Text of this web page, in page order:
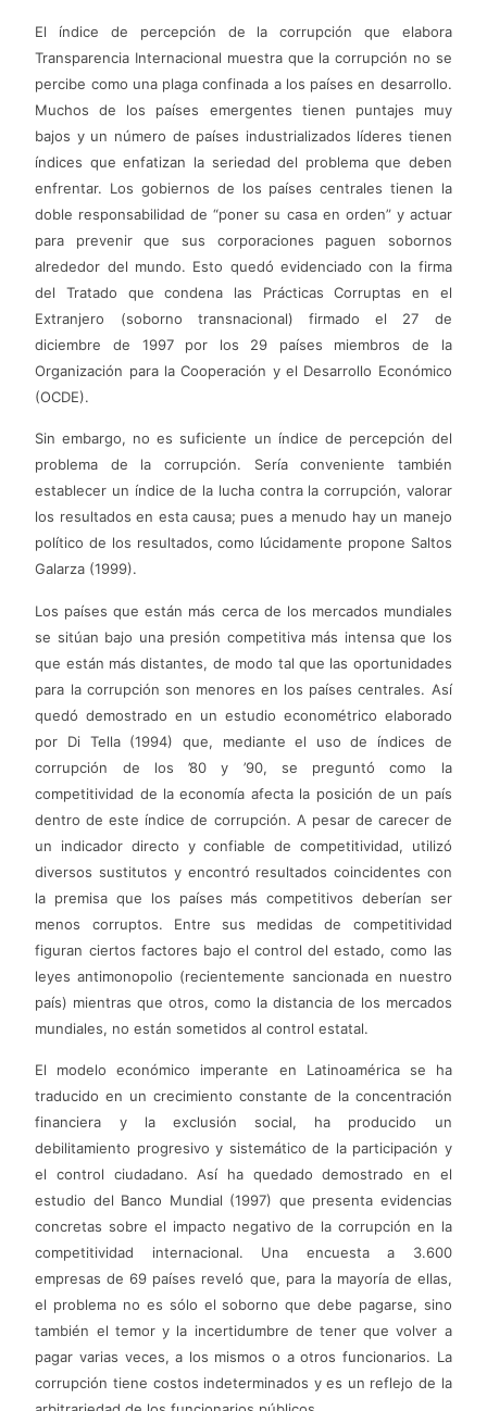
El índice de percepción de la corrupción que elabora
Transparencia Internacional muestra que la corrupción no se
percibe como una plaga confinada a los países en desarrollo.
Muchos de los países emergentes tienen puntajes muy
bajos y un número de países industrializados líderes tienen
índices que enfatizan la seriedad del problema que deben
enfrentar. Los gobiernos de los países centrales tienen la
doble responsabilidad de “poner su casa en orden” y actuar
para prevenir que sus corporaciones paguen sobornos
alrededor del mundo. Esto quedó evidenciado con la firma
del Tratado que condena las Prácticas Corruptas en el
Extranjero (soborno transnacional) firmado el 27 de
diciembre de 1997 por los 29 países miembros de la
Organización para la Cooperación y el Desarrollo Económico
(OCDE).
Sin embargo, no es suficiente un índice de percepción del
problema de la corrupción. Sería conveniente también
establecer un índice de la lucha contra la corrupción, valorar
los resultados en esta causa; pues a menudo hay un manejo
político de los resultados, como lúcidamente propone Saltos
Galarza (1999).
Los países que están más cerca de los mercados mundiales
se sitúan bajo una presión competitiva más intensa que los
que están más distantes, de modo tal que las oportunidades
para la corrupción son menores en los países centrales. Así
quedó demostrado en un estudio econométrico elaborado
por Di Tella (1994) que, mediante el uso de índices de
corrupción de los ’80 y ’90, se preguntó como la
competitividad de la economía afecta la posición de un país
dentro de este índice de corrupción. A pesar de carecer de
un indicador directo y confiable de competitividad, utilizó
diversos sustitutos y encontró resultados coincidentes con
la premisa que los países más competitivos deberían ser
menos corruptos. Entre sus medidas de competitividad
figuran ciertos factores bajo el control del estado, como las
leyes antimonopolio (recientemente sancionada en nuestro
país) mientras que otros, como la distancia de los mercados
mundiales, no están sometidos al control estatal.
El modelo económico imperante en Latinoamérica se ha
traducido en un crecimiento constante de la concentración
financiera y la exclusión social, ha producido un
debilitamiento progresivo y sistemático de la participación y
el control ciudadano. Así ha quedado demostrado en el
estudio del Banco Mundial (1997) que presenta evidencias
concretas sobre el impacto negativo de la corrupción en la
competitividad internacional. Una encuesta a 3.600
empresas de 69 países reveló que, para la mayoría de ellas,
el problema no es sólo el soborno que debe pagarse, sino
también el temor y la incertidumbre de tener que volver a
pagar varias veces, a los mismos o a otros funcionarios. La
corrupción tiene costos indeterminados y es un reflejo de la